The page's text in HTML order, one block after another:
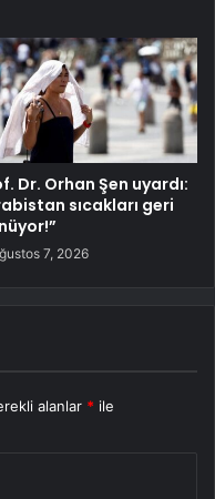
Dr. Orhan Şen uyardı:
sıcakları geri
7, 2026
alanlar * ile